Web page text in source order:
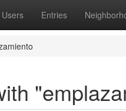
Users Entries